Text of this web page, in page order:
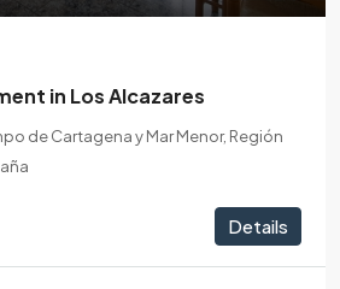
in Los Alcazares
de Cartagena y Mar Menor, Región
Details